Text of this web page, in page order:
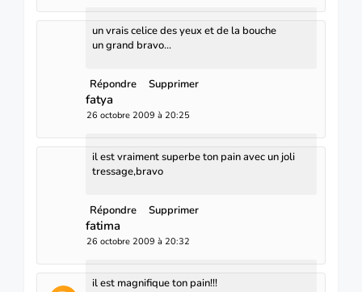
un vrais celice des yeux et de la bouche
un grand bravo...
Répondre Supprimer
fatya
26 octobre 2009 à 20:25
il est vraiment superbe ton pain avec un joli
tressage,bravo
Répondre Supprimer
fatima
26 octobre 2009 à 20:32
il est magnifique ton pain!!!